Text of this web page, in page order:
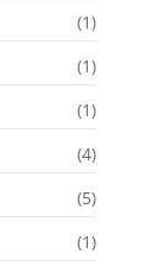
(1)
(1)
(1)
(4)
(5)
(1)